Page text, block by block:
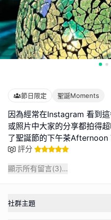
節日限定 聖誕Moments
因為經常在Instagram 看到
或照片中大家的分享都拍得
了聖誕節的下午茶Afternoon
評分
顯示所有留言(3)...
社群主題